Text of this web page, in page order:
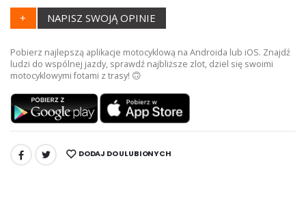
+ NAPISZ SWOJĄ OPINIE
Pobierz najlepszą aplikacje motocyklową na Androida lub iOS. Znajdź
ludzi do wspólnej jazdy, sprawdź najbliższe zlot, dziel się swoimi
motocyklowymi fotami z trasy! 🙃
UDOSTĘPNIJ: DODAJ DO ULUBIONYCH